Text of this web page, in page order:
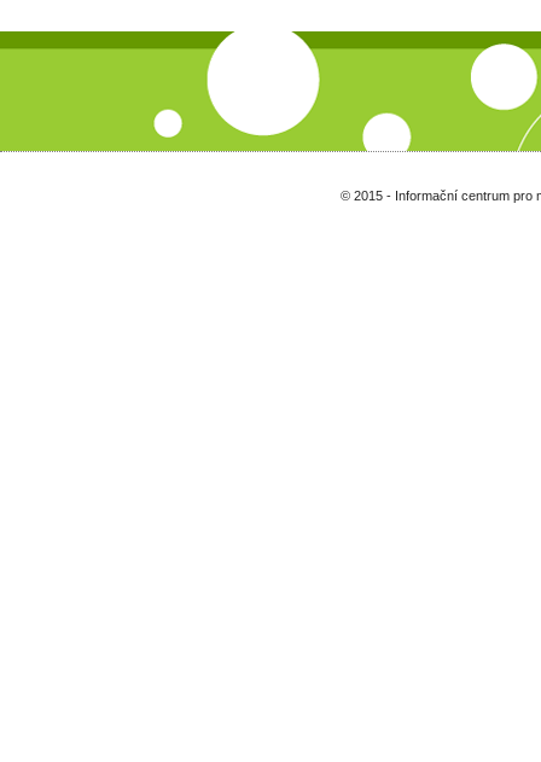
© 2015 - Informační centrum pro